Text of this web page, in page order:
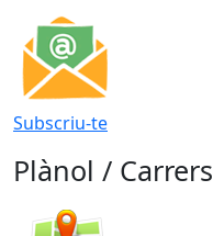
Subscriu-te
Plànol / Carrers